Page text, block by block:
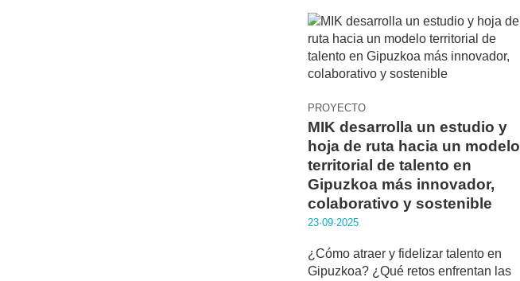
PROYECTO
MIK desarrolla un estudio y
hoja de ruta hacia un modelo
territorial de talento en
Gipuzkoa más innovador,
colaborativo y sostenible
23·09·2025
¿Cómo atraer y fidelizar talento en
Gipuzkoa? ¿Qué retos enfrentan las